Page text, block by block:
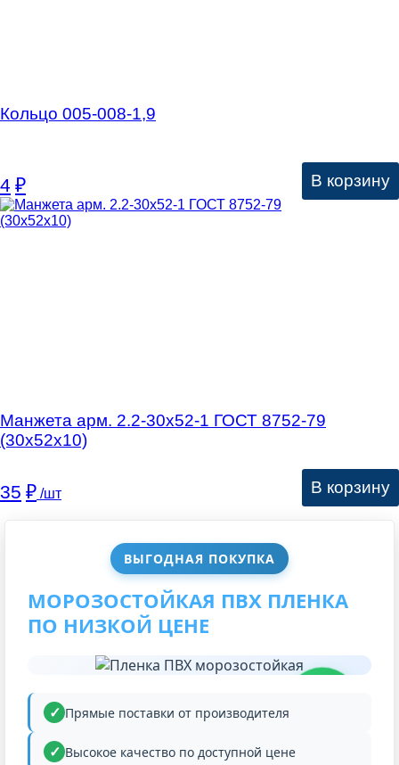
ВЫГОДНАЯ ПОКУПКА
МОРОЗОСТОЙКАЯ ПВХ ПЛЕНКА
ПО НИЗКОЙ ЦЕНЕ
Прямые поставки от производителя
Высокое качество по доступной цене
Кольцо 005-008-1,9
4 ₽ В корзину
Манжета арм. 2.2-30х52-1 ГОСТ 8752-79
(30х52х10)
35 ₽ /шт В корзину